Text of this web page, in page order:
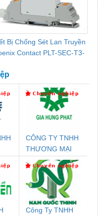
Bị Chống Sét Lan Truyền
Contact PLT-SEC-T3-
CÔNG TY TNHH
THƯƠNG MẠI
DỊCH VỤ KỸ
THUẬT ĐIỆN CƠ
GIA HƯNG
PHÁT
Công Ty TNHH